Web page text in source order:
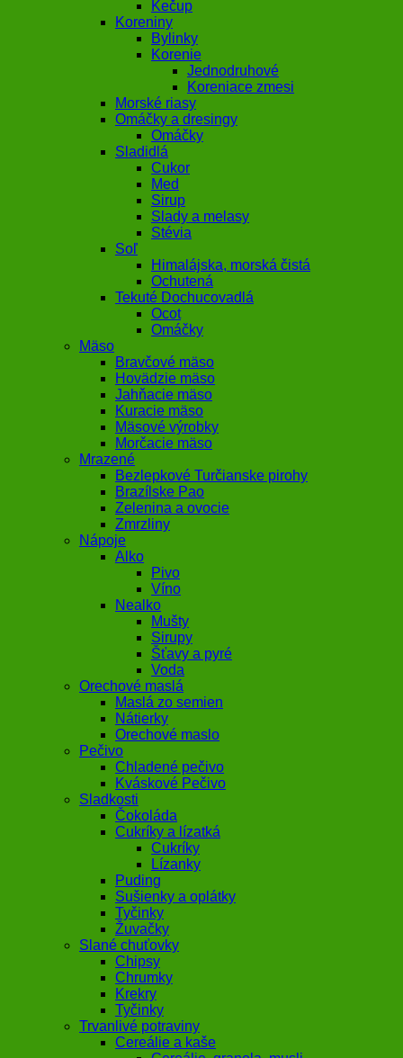
Kečup
Koreniny
Bylinky
Korenie
Jednodruhové
Koreniace zmesi
Morské riasy
Omáčky a dresingy
Omáčky
Sladidlá
Cukor
Med
Sirup
Slady a melasy
Stévia
Soľ
Himalájska, morská čistá
Ochutená
Tekuté Dochucovadlá
Ocot
Omáčky
Mäso
Bravčové mäso
Hovädzie mäso
Jahňacie mäso
Kuracie mäso
Mäsové výrobky
Morčacie mäso
Mrazené
Bezlepkové Turčianske pirohy
Brazílske Pao
Zelenina a ovocie
Zmrzliny
Nápoje
Alko
Pivo
Víno
Nealko
Mušty
Sirupy
Šťavy a pyré
Voda
Orechové maslá
Maslá zo semien
Nátierky
Orechové maslo
Pečivo
Chladené pečivo
Kváskové Pečivo
Sladkosti
Čokoláda
Cukríky a lízatká
Cukríky
Lízanky
Puding
Sušienky a oplátky
Tyčinky
Žuvačky
Slané chuťovky
Chipsy
Chrumky
Krekry
Tyčinky
Trvanlivé potraviny
Cereálie a kaše